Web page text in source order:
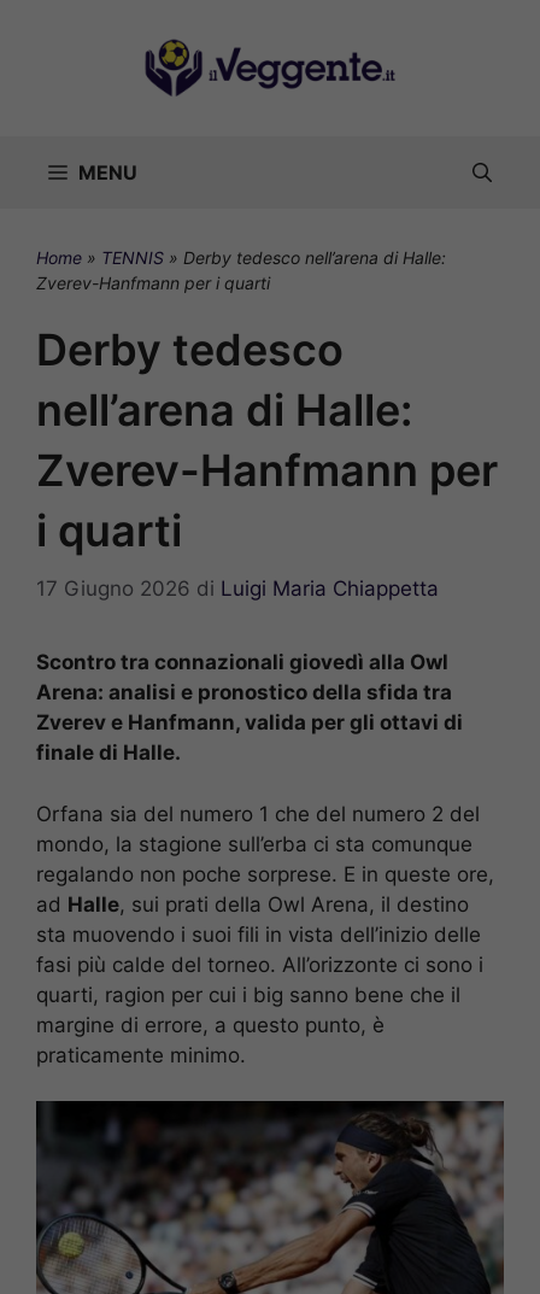
MENU
Home » TENNIS » Derby tedesco nell’arena di Halle:
Zverev-Hanfmann per i quarti
Derby tedesco
nell’arena di Halle:
Zverev-Hanfmann per
i quarti
17 Giugno 2026 di Luigi Maria Chiappetta
Scontro tra connazionali giovedì alla Owl
Arena: analisi e pronostico della sfida tra
Zverev e Hanfmann, valida per gli ottavi di
finale di Halle.
Orfana sia del numero 1 che del numero 2 del
mondo, la stagione sull’erba ci sta comunque
regalando non poche sorprese. E in queste ore,
ad Halle, sui prati della Owl Arena, il destino
sta muovendo i suoi fili in vista dell’inizio delle
fasi più calde del torneo. All’orizzonte ci sono i
quarti, ragion per cui i big sanno bene che il
margine di errore, a questo punto, è
praticamente minimo.